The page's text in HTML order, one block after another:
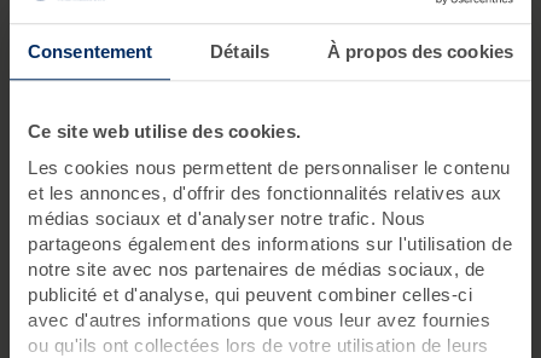
Consentement Détails À propos des cookies
Ce site web utilise des cookies.
Les cookies nous permettent de personnaliser le contenu
et les annonces, d'offrir des fonctionnalités relatives aux
médias sociaux et d'analyser notre trafic. Nous
partageons également des informations sur l'utilisation de
notre site avec nos partenaires de médias sociaux, de
publicité et d'analyse, qui peuvent combiner celles-ci
avec d'autres informations que vous leur avez fournies
ou qu'ils ont collectées lors de votre utilisation de leurs
poids, une remise au sport, ou encore de renforcer
Santé :durant ces cures, vous pourrez choisir de traiter
ou de prévenir certains maux (douleurs articulaires,
sur votre capital santé
Minceur : les cures thalasso minceur boostent votre
perte de poids, vous permettent d’affiner votre
silhouette ou encore d’engager un rééquilibrage
alimentaire
Premium : les cures premium agissent à la fois sur votre
visage et sur votre corps afin de préserver votre beauté
et de fortifier votre organisme